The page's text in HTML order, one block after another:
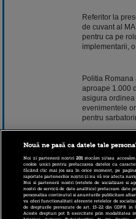
Referitor la
de cuvant al
pentru ca pe
implementarii,
Politia Romana
aproape 1.000
asigura
evenimentele
pentru
Presedintele
mesaj
mare in
fi cu usurinta
Romaniei, daca
statului i-a
vedere ca
Nouă ne pasă ca datele tale
Noi și partenerii noștri201stocăm și/sau
cookie unici pentru prelucrarea datelor cu
făcând clic mai jos sau în orice moment, pe
raportate partenerilor noștri și nu vă vor afecta
Noi si partenerii nostri (retelele de socializare si
nostri de servicii de date analitice) prelucram date
personaliza continutul si anunturile publicitare
va oferi functionalitati aferente retelelor de
de drepturile prevazute de art. 15-22 din GDPR
Aceste drepturi pot fi exercitate prin modalitatea